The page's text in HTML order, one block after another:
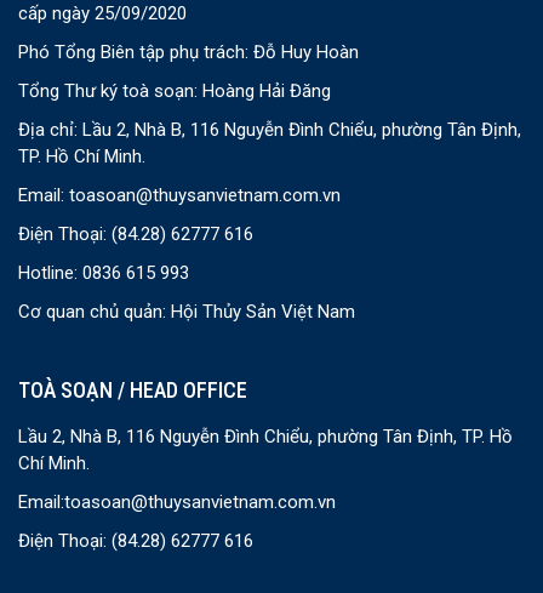
cấp ngày 25/09/2020
Phó Tổng Biên tập phụ trách: Đỗ Huy Hoàn
Tổng Thư ký toà soạn: Hoàng Hải Đăng
Địa chỉ: Lầu 2, Nhà B, 116 Nguyễn Đình Chiểu, phường Tân Định,
TP. Hồ Chí Minh.
Email: toasoan@thuysanvietnam.com.vn
Điện Thoại: (84.28) 62777 616
Hotline: 0836 615 993
Cơ quan chủ quản: Hội Thủy Sản Việt Nam
TOÀ SOẠN / HEAD OFFICE
Lầu 2, Nhà B, 116 Nguyễn Đình Chiểu, phường Tân Định, TP. Hồ
Chí Minh.
Email:toasoan@thuysanvietnam.com.vn
Điện Thoại: (84.28) 62777 616